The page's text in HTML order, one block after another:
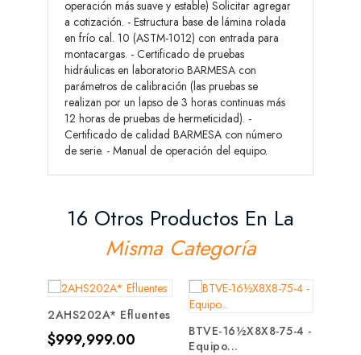
operación más suave y estable) Solicitar agregar
a cotización. - Estructura base de lámina rolada
en frío cal. 10 (ASTM-1012) con entrada para
montacargas. - Certificado de pruebas
hidráulicas en laboratorio BARMESA con
parámetros de calibración (las pruebas se
realizan por un lapso de 3 horas continuas más
12 horas de pruebas de hermeticidad). -
Certificado de calidad BARMESA con número
de serie. - Manual de operación del equipo.
16 Otros Productos En La
Misma Categoría
2AHS202A* Efluentes
Precio
$999,999.00
BTVE-16½X8X8-75-4 -
Equipo...